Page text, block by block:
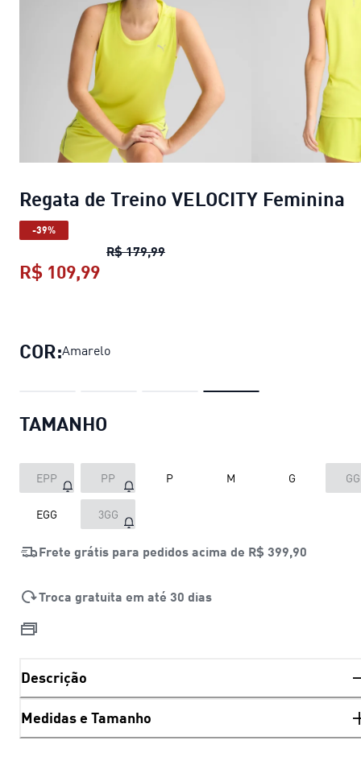
Regata de Treino VELOCITY Feminina
-39%
R$ 179,99Regata de Treino VELOCITY
R$ 109,99
COR:Amarelo
TAMANHO
EPP PP P M G GG
EGG 3GG
Frete grátis para pedidos acima de R$ 399,90
Troca gratuita em até 30 dias
Descrição
Medidas e Tamanho